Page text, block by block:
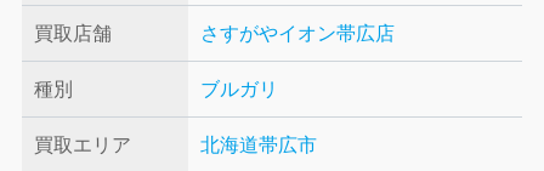
買取店舗 さすがやイオン帯広店
種別 ブルガリ
買取エリア 北海道帯広市